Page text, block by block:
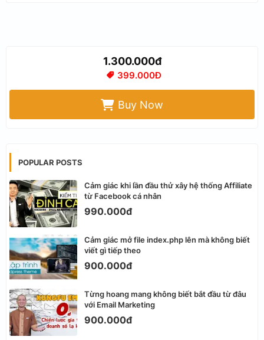
1.300.000đ
399.000Đ
Buy Now
POPULAR POSTS
Cảm giác khi lần đầu thử xây hệ thống Affiliate
từ Facebook cá nhân
990.000đ
Cảm giác mở file index.php lên mà không biết
viết gì tiếp theo
900.000đ
Từng hoang mang không biết bắt đầu từ đâu
với Email Marketing
900.000đ